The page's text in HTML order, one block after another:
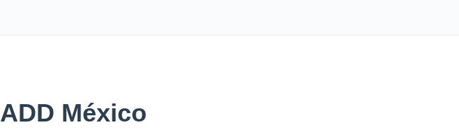
ADD México